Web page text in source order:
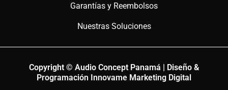
Garantías y Reembolsos
Nuestras Soluciones
Copyright © Audio Concept Panamá | Diseño &
Programación Innovame Marketing Digital